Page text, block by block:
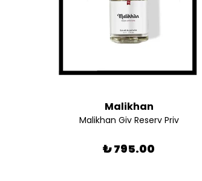
Malikhan
Malikhan Giv Reserv Priv
₺ 795.00